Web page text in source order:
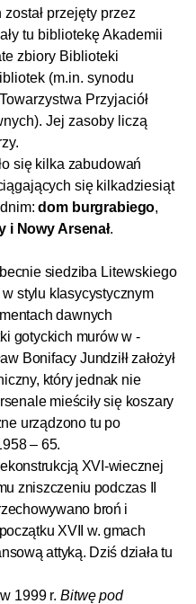
przejęty przez
tu bibliotekę Akademii
zbiory Biblioteki
(m.in. synodu
Przyjaciół
Jej zasoby liczą
się kilka zabudowań
się kilkadziesiąt
dom burgrabiego,
i Nowy Arsenał.
siedziba Litewskiego
w stylu klasycystycznym
dawnych
gotyckich murów w
Bonifacy Jundziłł założył
który jednak nie
mieściły się koszary
urządzono tu po
– 65.
XVI-wiecznej
zniszczeniu podczas II
broń i
XVII w. gmach
attyką. Dziś działa tu
1999 r.Bitwę pod